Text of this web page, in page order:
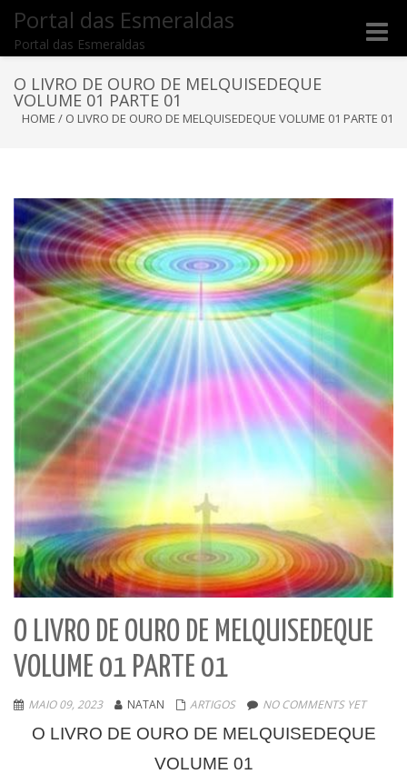
Portal das Esmeraldas
Portal das Esmeraldas
Toggle
O LIVRO DE OURO DE MELQUISEDEQUE
VOLUME 01 PARTE 01
HOME / O LIVRO DE OURO DE MELQUISEDEQUE VOLUME 01 PARTE 01
O LIVRO DE OURO DE MELQUISEDEQUE
VOLUME 01 PARTE 01
MAIO 09, 2023 NATAN ARTIGOS NO COMMENTS YET
O LIVRO DE OURO DE MELQUISEDEQUE
VOLUME 01